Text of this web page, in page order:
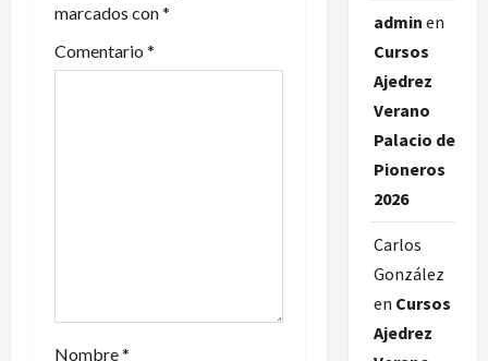
ó
n
r
marcados con*
Comentario *
Nombre*
admin en
Cursos
Ajedrez
Verano
Palacio de
Pioneros
2026
Carlos
González
en Cursos
Ajedrez